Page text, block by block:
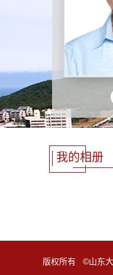
我的相册
版权所有 ©山东